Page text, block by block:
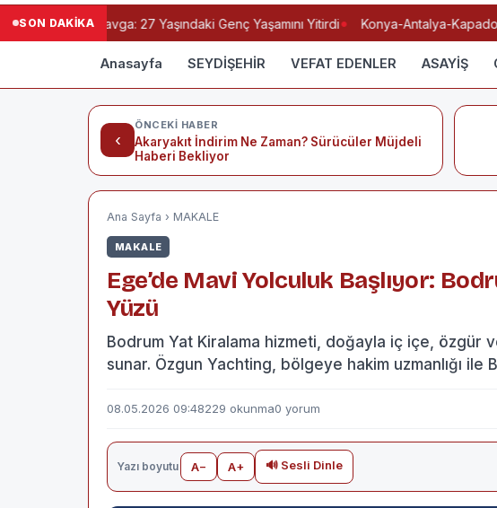
SON DAKİKA
Kanlı Kavga: 27 Yaşındaki Genç Yaşamını Yitirdi Konya-Antalya-
Anasayfa SEYDİŞEHİR VEFAT EDENLER ASAYİŞ
‹
ÖNCEKI HABER
Akaryakıt İndirim Ne Zaman? Sürücüler Müjdeli
Haberi Bekliyor
Ana Sayfa › MAKALE
MAKALE
Ege’de Mavi Yolculuk Başlıyor:
Yüzü
Bodrum Yat Kiralama hizmeti, doğayla iç içe, özgür
sunar. Özgun Yachting, bölgeye hakim uzmanlığı ile
08.05.2026 09:48229 okunma0 yorum
Yazı boyutu A− A+ 🔊 Sesli Dinle